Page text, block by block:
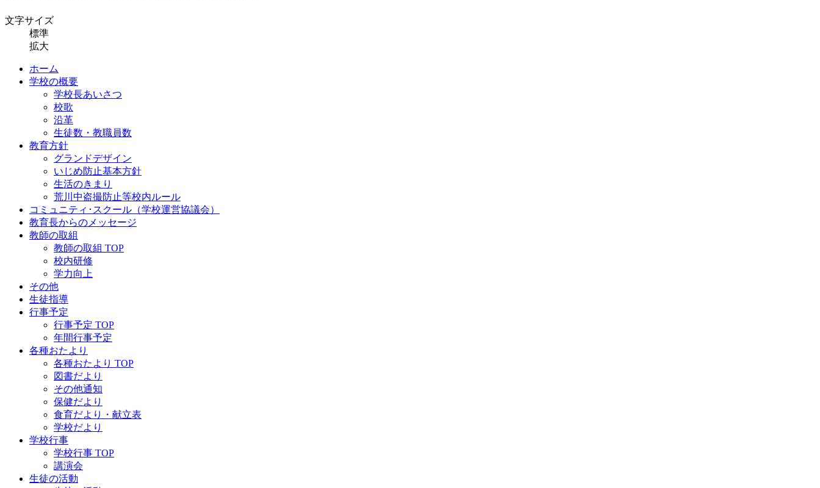
文字サイズ
標準
拡大
ホーム
学校の概要
学校長あいさつ
校歌
沿革
生徒数・教職員数
教育方針
グランドデザイン
いじめ防止基本方針
生活のきまり
荒川中盗撮防止等校内ルール
コミュニティ･スクール（学校運営協議会）
教育長からのメッセージ
教師の取組
教師の取組 TOP
校内研修
学力向上
その他
生徒指導
行事予定
行事予定 TOP
年間行事予定
各種おたより
各種おたより TOP
図書だより
その他通知
保健だより
食育だより・献立表
学校だより
学校行事
学校行事 TOP
講演会
生徒の活動